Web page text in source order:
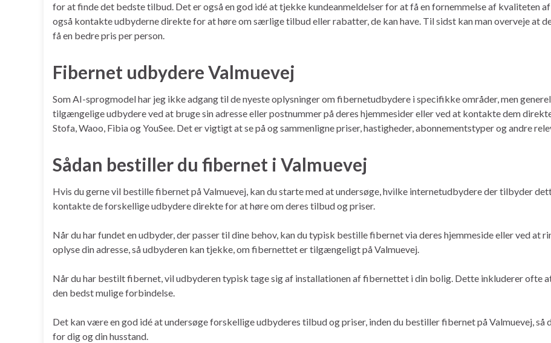
for at finde det bedste tilbud. Det er også en god idé at tjekke kundeanmeldelser for at få en fornemmelse af kvaliteten
også kontakte udbyderne direkte for at høre om særlige tilbud eller rabatter, de kan have. Til sidst kan man overveje at
få en bedre pris per person.
Fibernet udbydere Valmuevej
Som AI-sprogmodel har jeg ikke adgang til de nyeste oplysninger om fibernetudbydere i specifikke områder, men
tilgængelige udbydere ved at bruge sin adresse eller postnummer på deres hjemmesider eller ved at kontakte dem
Stofa, Waoo, Fibia og YouSee. Det er vigtigt at se på og sammenligne priser, hastigheder, abonnementstyper og andre
Sådan bestiller du fibernet i Valmuevej
Hvis du gerne vil bestille fibernet på Valmuevej, kan du starte med at undersøge, hvilke internetudbydere der tilbyder
kontakte de forskellige udbydere direkte for at høre om deres tilbud og priser.
Når du har fundet en udbyder, der passer til dine behov, kan du typisk bestille fibernet via deres hjemmeside eller ved at
oplyse din adresse, så udbyderen kan tjekke, om fibernettet er tilgængeligt på Valmuevej.
Når du har bestilt fibernet, vil udbyderen typisk tage sig af installationen af fibernettet i din bolig. Dette inkluderer ofte
den bedst mulige forbindelse.
Det kan være en god idé at undersøge forskellige udbyderes tilbud og priser, inden du bestiller fibernet på Valmuevej,
for dig og din husstand.